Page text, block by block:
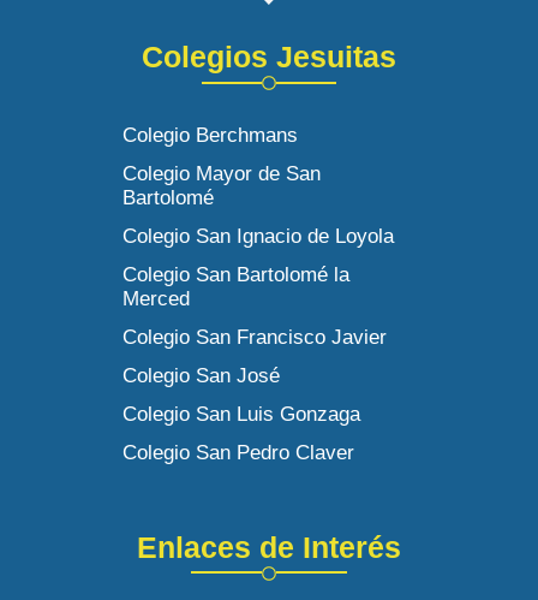
Colegios Jesuitas
Colegio Berchmans
Colegio Mayor de San
Bartolomé
Colegio San Ignacio de Loyola
Colegio San Bartolomé la
Merced
Colegio San Francisco Javier
Colegio San José
Colegio San Luis Gonzaga
Colegio San Pedro Claver
Enlaces de Interés